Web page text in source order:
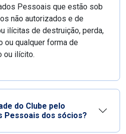
Pessoais que estão sob
não autorizados e de
ilícitas de destruição, perda,
ou qualquer forma de
ou ilícito.
do Clube pelo
Pessoais dos sócios?